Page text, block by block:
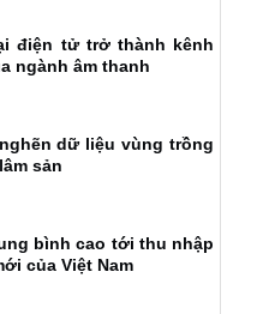
điện tử trở thành kênh
ngành âm thanh
dữ liệu vùng trồng
sản
bình cao tới thu nhập
của Việt Nam